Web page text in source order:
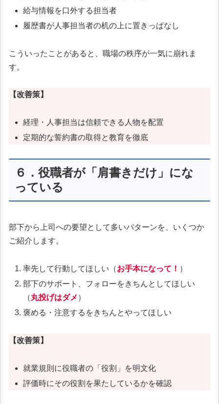
給与情報を口外する担当者
履歴書が人事担当者の机の上に置きっぱなし
こういったことがあると、職場の秩序が一気に崩れま
す。
【改善策】
経理・人事担当は信頼できる人物を配置
定期的な誓約書の取得と教育を徹底
６．役職者が「肩書きだけ」にな
っている
部下から上司への要望として多いパターンを、いくつか
ご紹介します。
率先して行動してほしい（お手本になって！ ）
部下のサポート、フォローをきちんとしてほしい
（丸投げはダメ ）
褒める・注意するをきちんとやってほしい
【改善策】
就業規則に役職者の「役割」を明文化
評価時にその役割を果たしているかを確認